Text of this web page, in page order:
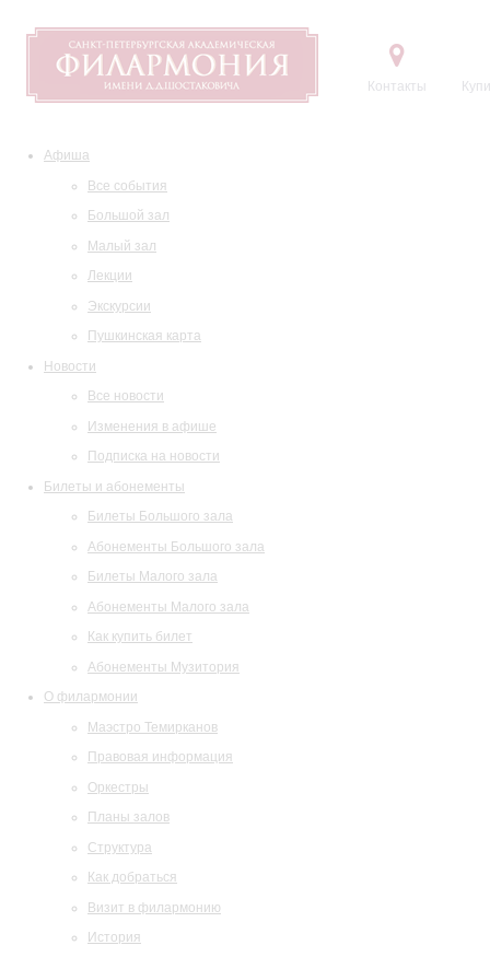
Контакты
Афиша
Все события
Большой зал
Малый зал
Лекции
Экскурсии
Пушкинская карта
Новости
Все новости
Изменения в афише
Подписка на новости
Билеты и абонементы
Билеты Большого зала
Абонементы Большого зала
Билеты Малого зала
Абонементы Малого зала
Как купить билет
Абонементы Музитория
О филармонии
Маэстро Темирканов
Правовая информация
Оркестры
Планы залов
Структура
Как добраться
Визит в филармонию
История